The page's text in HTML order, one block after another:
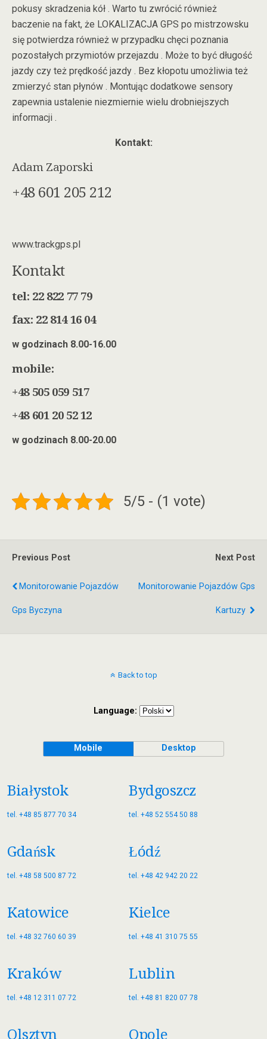
pokusy skradzenia kół . Warto tu zwrócić również
baczenie na fakt, że LOKALIZACJA GPS po mistrzowsku
się potwierdza również w przypadku chęci poznania
pozostałych przymiotów przejazdu . Może to być długość
jazdy czy też prędkość jazdy . Bez kłopotu umożliwia też
zmierzyć stan płynów . Montując dodatkowe sensory
zapewnia ustalenie niezmiernie wielu drobniejszych
informacji .
Kontakt:
Adam Zaporski
+48 601 205 212
www.trackgps.pl
Kontakt
tel: 22 822 77 79
fax: 22 814 16 04
w godzinach 8.00-16.00
mobile:
+48 505 059 517
+48 601 20 52 12
w godzinach 8.00-20.00
5/5 - (1 vote)
Previous Post
Monitorowanie Pojazdów
Gps Byczyna
Next Post
Monitorowanie Pojazdów Gps
Kartuzy
Back to top
Language:
Mobile Desktop
Białystok
tel. +48 85 877 70 34
Bydgoszcz
tel. +48 52 554 50 88
Gdańsk
tel. +48 58 500 87 72
Łódź
tel. +48 42 942 20 22
Katowice
tel. +48 32 760 60 39
Kielce
tel. +48 41 310 75 55
Kraków
tel. +48 12 311 07 72
Lublin
tel. +48 81 820 07 78
Olsztyn Opole